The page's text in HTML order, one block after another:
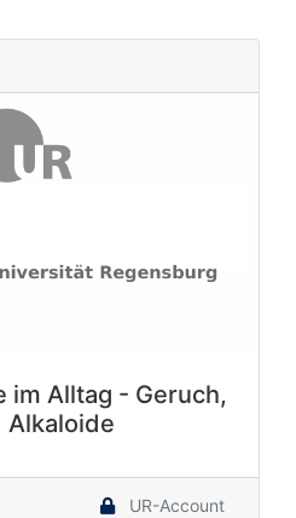
im Alltag - Geruch,
Alkaloide
UR-Account